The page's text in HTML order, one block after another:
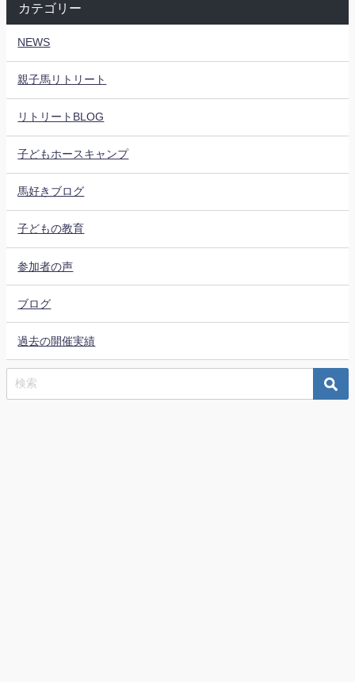
カテゴリー
NEWS
親子馬リトリート
リトリートBLOG
子どもホースキャンプ
馬好きブログ
子どもの教育
参加者の声
ブログ
過去の開催実績